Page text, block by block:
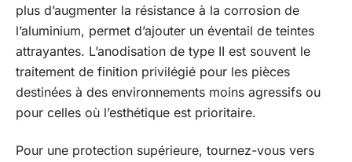
plus d’augmenter la résistance à la corrosion de
l’aluminium, permet d’ajouter un éventail de teintes
attrayantes. L’anodisation de type II est souvent le
traitement de finition privilégié pour les pièces
destinées à des environnements moins agressifs ou
pour celles où l’esthétique est prioritaire.
Pour une protection supérieure, tournez-vous vers